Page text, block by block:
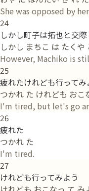
She was opposed by
24
しかし町子は拓也と交
しかし まちこ は たく
However, Machiko is
25
疲れたけれども行ってみ
つかれ た けれども おこ
I'm tired, but let's go
26
疲れた
つかれ た
I'm tired.
27
けれども行ってみよう